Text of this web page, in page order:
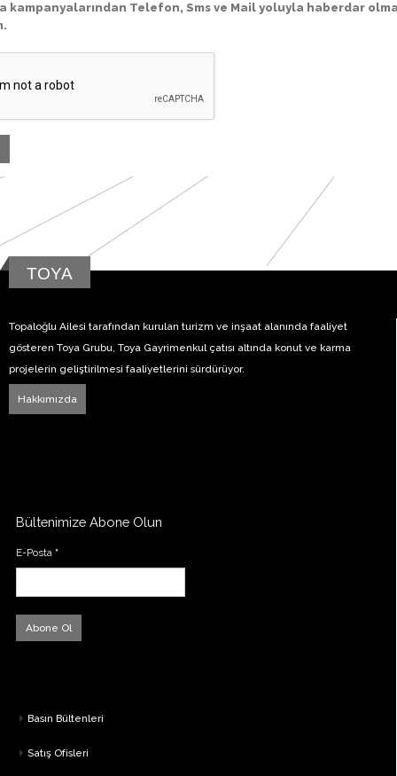
kampanyalarından Telefon, Sms ve Mail yoluyla haberdar
TOYA
Topaloğlu Ailesi tarafından kurulan turizm ve inşaat alanında faaliyet
gösteren Toya Grubu, Toya Gayrimenkul çatısı altında konut ve karma
projelerin geliştirilmesi faaliyetlerini sürdürüyor.
Hakkımızda
Bültenimize Abone Olun
E-Posta *
Basın Bültenleri
Satış Ofisleri